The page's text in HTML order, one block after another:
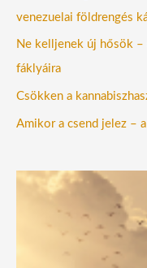
venezuelai földrengés
Ne kelljenek új hősök –
fáklyáira
Csökken a
Amikor a csend jelez –